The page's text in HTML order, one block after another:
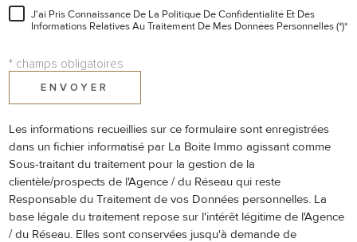
J'ai Pris Connaissance De La Politique De Confidentialité Et Des
Informations Relatives Au Traitement De Mes Données Personnelles (*)*
* champs obligatoires
ENVOYER
Les informations recueillies sur ce formulaire sont enregistrées
dans un fichier informatisé par La Boite Immo agissant comme
Sous-traitant du traitement pour la gestion de la
clientèle/prospects de l'Agence / du Réseau qui reste
Responsable du Traitement de vos Données personnelles. La
base légale du traitement repose sur l'intérêt légitime de l'Agence
/ du Réseau. Elles sont conservées jusqu'à demande de